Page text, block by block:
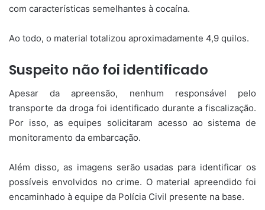
com características semelhantes à cocaína.
Ao todo, o material totalizou aproximadamente 4,9 quilos.
Suspeito não foi identificado
Apesar da apreensão, nenhum responsável pelo
transporte da droga foi identificado durante a fiscalização.
Por isso, as equipes solicitaram acesso ao sistema de
monitoramento da embarcação.
Além disso, as imagens serão usadas para identificar os
possíveis envolvidos no crime. O material apreendido foi
encaminhado à equipe da Polícia Civil presente na base.